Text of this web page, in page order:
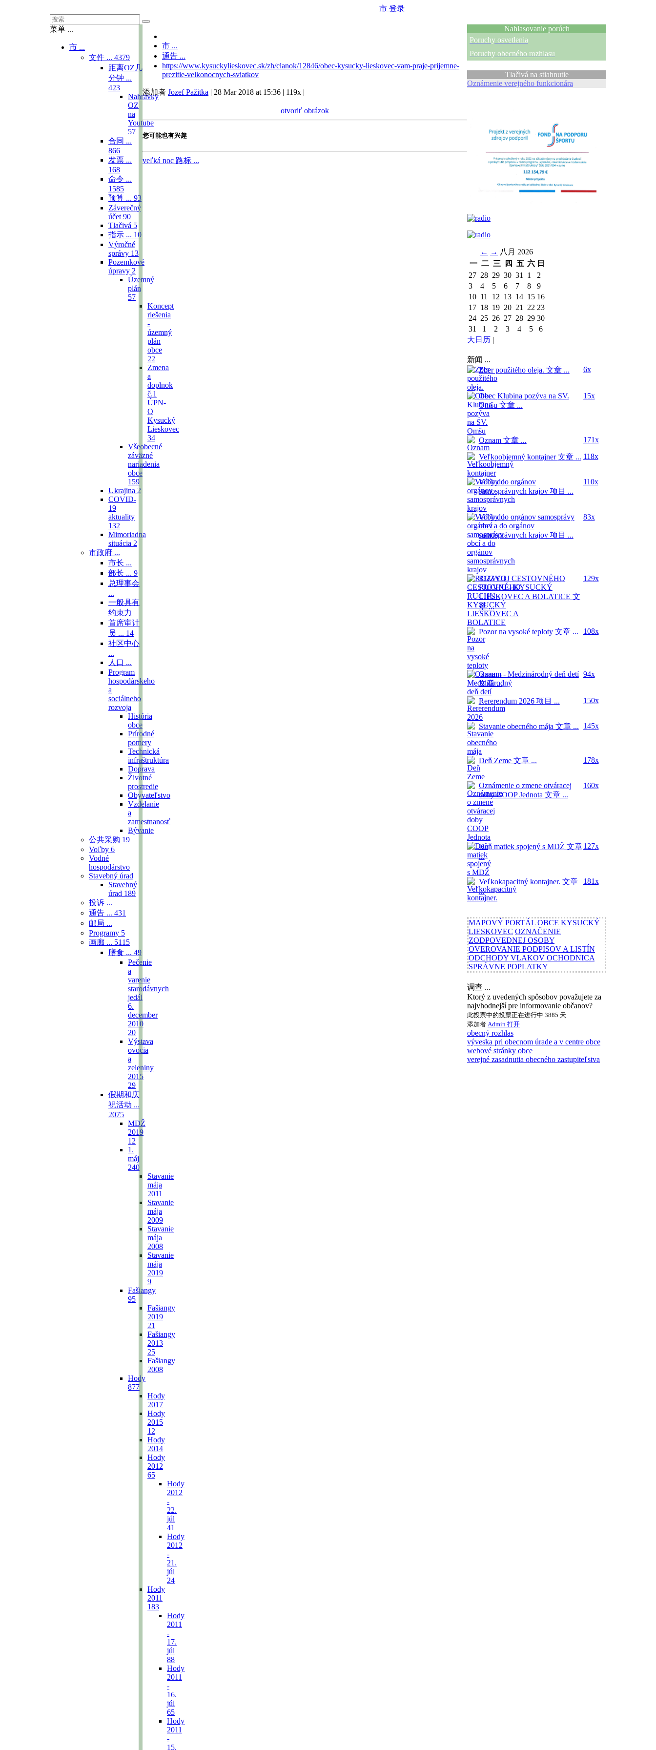
市 登录
菜单 ...
市 ...
文件 ... 4379
距离OZ几
分钟 ...
423
Nahrávky
OZ
na
Youtube
57
合同 ...
866
发票 ...
168
命令 ...
1585
预算 ... 93
Záverečný
účet 90
Tlačivá 5
指示 ... 10
Výročné
správy 13
Pozemkové
úpravy 2
Územný
plán
57
Koncept
riešenia
-
územný
plán
obce
22
Zmena
a
doplnok
č.1
ÚPN-
O
Kysucký
Lieskovec
34
Všeobecné
záväzné
nariadenia
obce
159
Ukrajina 2
COVID-
19
aktuality
132
Mimoriadna
situácia 2
市政府 ...
市长 ...
部长 ... 9
总理事会
...
一般具有
约束力
首席审计
员 ... 14
社区中心
...
人口 ...
Program
hospodárskeho
a
sociálneho
rozvoja
História
obce
Prírodné
pomery
Technická
infraštruktúra
Doprava
Životné
prostredie
Obyvateľstvo
Vzdelanie
a
zamestnanosť
Bývanie
公共采购 19
Voľby 6
Vodné
hospodárstvo
Stavebný úrad
Stavebný
úrad 189
投诉 ...
通告 ... 431
邮局 ...
Programy 5
画廊 ... 5115
膳食 ... 49
Pečenie
a
varenie
starodávnych
jedál
6.
december
2010
20
Výstava
ovocia
a
zeleniny
2015
29
假期和庆
祝活动 ...
2075
MDŽ
2019
12
1.
máj
240
Stavanie
mája
2011
Stavanie
mája
2009
Stavanie
mája
2008
Stavanie
mája
2019
9
Fašiangy
95
Fašiangy
2019
21
Fašiangy
2013
25
Fašiangy
2008
Hody
877
Hody
2017
Hody
2015
12
Hody
2014
Hody
2012
65
Hody
2012
-
22.
júl
41
Hody
2012
-
21.
júl
24
Hody
2011
183
Hody
2011
-
17.
júl
88
Hody
2011
-
16.
júl
65
Hody
2011
-
15.
市 ...
通告 ...
https://www.kysuckylieskovec.sk/zh/clanok/12846/obec-kysucky-lieskovec-vam-praje-prijemne-
prezitie-velkonocnych-sviatkov
添加者 Jozef Pažitka | 28 Mar 2018 at 15:36 | 119x |
otvoriť obrázok
您可能也有兴趣
veľká noc 路标 ...
Nahlasovanie porúch
Poruchy osvetlenia
Poruchy obecného rozhlasu
Tlačivá na stiahnutie
Oznámenie verejného funkcionára
← → 八月 2026
一 二 三 四 五 六 日
27 28 29 30 31 1
2
3
4 5 6 7 8
9
10 11 12 13 14 15 16
17 18 19 20 21 22 23
24 25 26 27 28 29 30
31
1 2 3 4 5
6
大日历 |
新闻 ...
Zber použitého oleja. 文章 ... 6x
Obec Klubina pozýva na SV.
Omšu 文章 ...
15x
Oznam 文章 ... 171x
Veľkoobjemný kontajner文章 ... 118x
Voľby do orgánov
samosprávnych krajov 项目 ...
110x
Voľby do orgánov samosprávy
obcí a do orgánov
samosprávnych krajov 项目 ...
83x
ROZVOJ CESTOVNÉHO
RUCHU - KYSUCKÝ
LIESKOVEC A BOLATICE 文
章 ...
129x
Pozor na vysoké teploty 文章 ... 108x
Oznam - Medzinárodný deň detí
文章 ...
94x
Rererendum 2026 项目 ... 150x
Stavanie obecného mája 文章 ... 145x
Deň Zeme 文章 ... 178x
Oznámenie o zmene otváracej
doby COOP Jednota 文章 ...
160x
Deň matiek spojený s MDŽ 文章
...
127x
Veľkokapacitný kontajner. 文章
...
181x
MAPOVÝ PORTÁL OBCE KYSUCKÝ
LIESKOVEC OZNAČENIE
ZODPOVEDNEJ OSOBY
OVEROVANIE PODPISOV A LISTÍN
ODCHODY VLAKOV OCHODNICA
SPRÁVNE POPLATKY
调查 ...
Ktorý z uvedených spôsobov považujete za
najvhodnejší pre informovanie občanov?
此投票中的投票正在进行中 3885 天
添加者 Admin 打开
obecný rozhlas
výveska pri obecnom úrade a v centre obce
webové stránky obce
verejné zasadnutia obecného zastupiteľstva